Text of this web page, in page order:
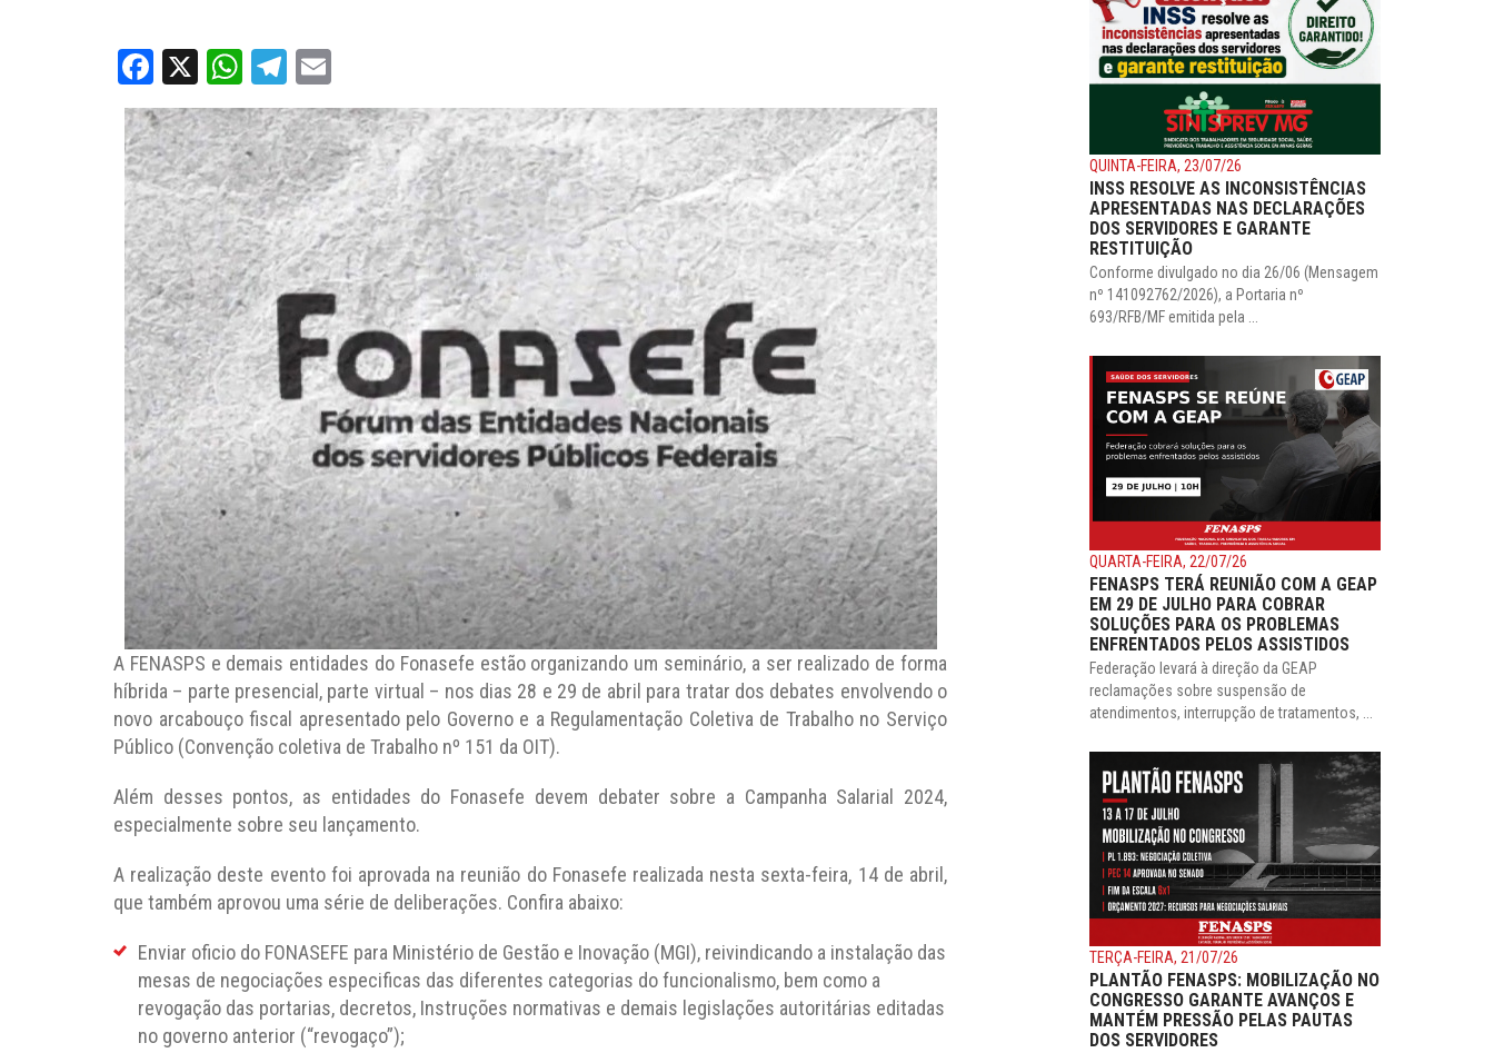
Facebook
X WhatsApp
Telegram
A FENASPS e demais entidades do Fonasefe estão organizando um seminário, a ser realizado de forma
híbrida – parte presencial, parte virtual – nos dias 28 e 29 de abril para tratar dos debates envolvendo o
novo arcabouço fiscal apresentado pelo Governo e a Regulamentação Coletiva de Trabalho no Serviço
Público (Convenção coletiva de Trabalho nº 151 da OIT).
Além desses pontos, as entidades do Fonasefe devem debater sobre a Campanha Salarial 2024,
especialmente sobre seu lançamento.
A realização deste evento foi aprovada na reunião do Fonasefe realizada nesta sexta-feira, 14 de abril,
que também aprovou uma série de deliberações. Confira abaixo:
Enviar oficio do FONASEFE para Ministério de Gestão e Inovação (MGI), reivindicando a instalação das
mesas de negociações especificas das diferentes categorias do funcionalismo, bem como a
revogação das portarias, decretos, Instruções normativas e demais legislações autoritárias editadas
no governo anterior (“revogaço”);
QUINTA-FEIRA, 23/07/26
INSS RESOLVE AS INCONSISTÊNCIAS
APRESENTADAS NAS DECLARAÇÕES
DOS SERVIDORES E GARANTE
RESTITUIÇÃO
Conforme divulgado no dia 26/06 (Mensagem
nº 141092762/2026), a Portaria nº
693/RFB/MF emitida pela ...
QUARTA-FEIRA, 22/07/26
FENASPS TERÁ REUNIÃO COM A GEAP
EM 29 DE JULHO PARA COBRAR
SOLUÇÕES PARA OS PROBLEMAS
ENFRENTADOS PELOS ASSISTIDOS
Federação levará à direção da GEAP
reclamações sobre suspensão de
atendimentos, interrupção de tratamentos, ...
TERÇA-FEIRA, 21/07/26
PLANTÃO FENASPS: MOBILIZAÇÃO NO
CONGRESSO GARANTE AVANÇOS E
MANTÉM PRESSÃO PELAS PAUTAS
DOS SERVIDORES